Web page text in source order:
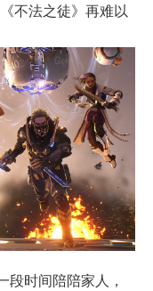
不法之徒》再难以
时间陪陪家人，